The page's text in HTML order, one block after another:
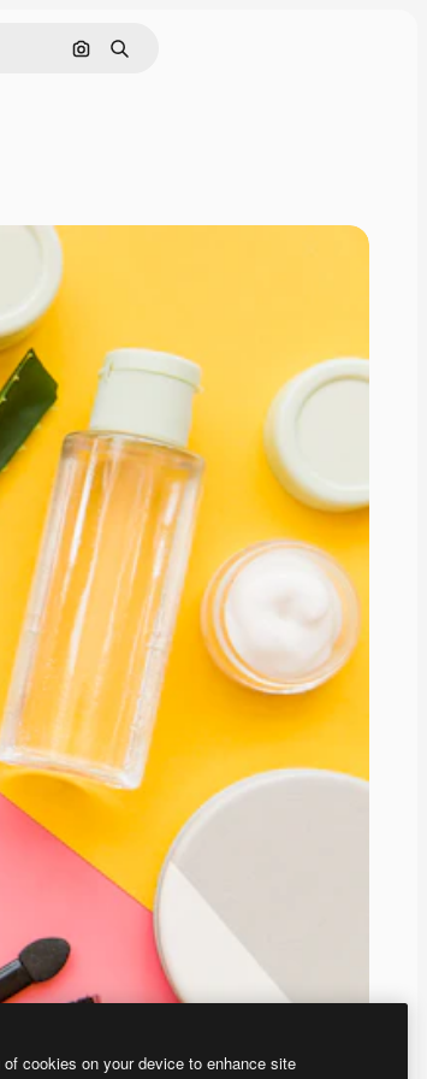
画像で検索
検索
cookies on your device to enhance site